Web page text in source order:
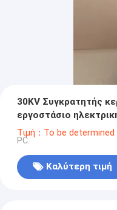
30KV Συγκρατητής
εργοστάσιο
Τιμή：To be
PC.
Καλύτερη τιμή